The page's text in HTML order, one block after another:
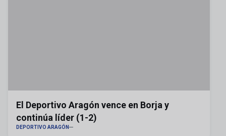
El Deportivo Aragón vence en Borja y
continúa líder (1-2)
DEPORTIVO ARAGÓN